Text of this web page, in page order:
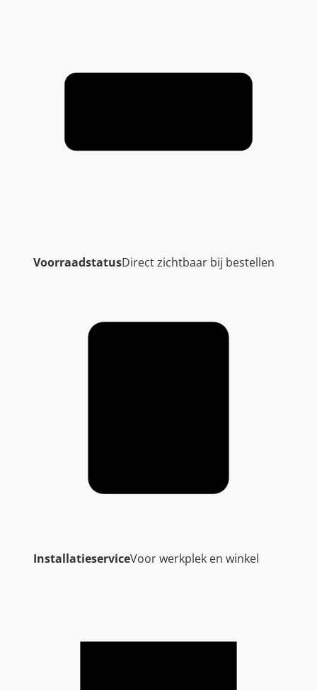
VoorraadstatusDirect zichtbaar bij bestellen
InstallatieserviceVoor werkplek en winkel